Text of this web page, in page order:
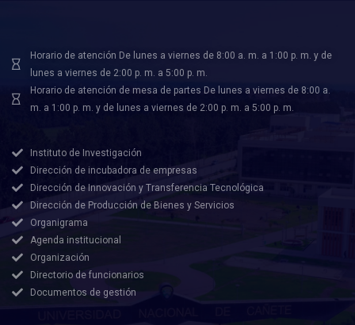
Horario de atención De lunes a viernes de 8:00 a. m. a 1:00 p. m. y de
lunes a viernes de 2:00 p. m. a 5:00 p. m.
Horario de atención de mesa de partes De lunes a viernes de 8:00 a.
m. a 1:00 p. m. y de lunes a viernes de 2:00 p. m. a 5:00 p. m.
Instituto de Investigación
Dirección de incubadora de empresas
Dirección de Innovación y Transferencia Tecnológica
Dirección de Producción de Bienes y Servicios
Organigrama
Agenda institucional
Organización
Directorio de funcionarios
Documentos de gestión